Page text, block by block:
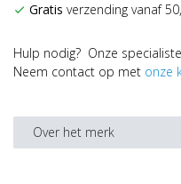
check Gratis verzending vanaf
Hulp nodig? Onze
Neem contact op met onze
Over het merk